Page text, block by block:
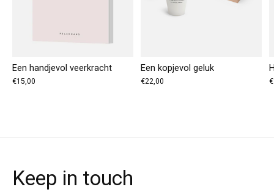
Een handjevol veerkracht
€15,00
Een kopjevol geluk
€22,00
Keep in touch